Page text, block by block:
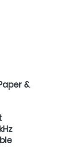
&